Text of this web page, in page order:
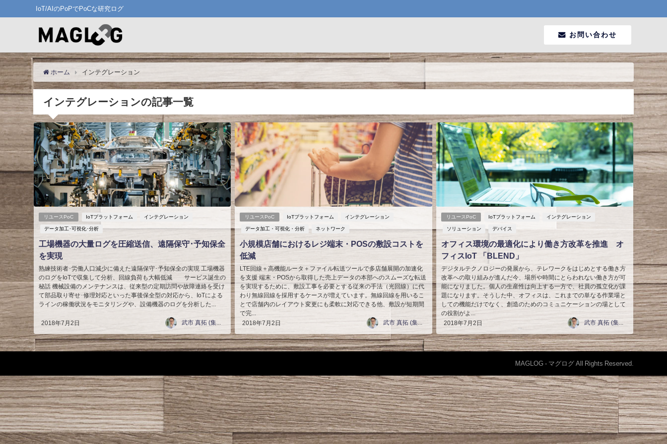
IoT/AIのPoPでPoCな研究ログ
お問い合わせ
ホーム インテグレーション
インテグレーションの記事一覧
リユースPoC IoTプラットフォーム インテグレーション
データ加工･可視化･分析
工場機器の大量ログを圧縮送信、遠隔保守･予知保全
を実現
熟練技術者･労働人口減少に備えた遠隔保守･予知保全の実現 工場機器
のログをIoTで収集して分析、回線負荷も大幅低減 サービス誕生の
秘話 機械設備のメンテナンスは、従来型の定期訪問や故障連絡を受け
て部品取り寄せ･修理対応といった事後保全型の対応から、IoTによる
ラインの稼働状況をモニタリングや、設備機器のログを分析した...
2018年7月2日
リユースPoC IoTプラットフォーム インテグレーション
データ加工・可視化・分析 ネットワーク
小規模店舗におけるレジ端末・POSの敷設コストを
低減
LTE回線＋高機能ルータ＋ファイル転送ツールで多店舗展開の加速化
を支援 端末・POSから取得した売上データの本部へのスムーズな転送
を実現するために、敷設工事を必要とする従来の手法（光回線）に代
わり無線回線を採用するケースが増えています。無線回線を用いるこ
とで店舗内のレイアウト変更にも柔軟に対応できる他、敷設が短期間
で完...
2018年7月2日
武市 真拓 (集合写真家)
リユースPoC IoTプラットフォーム インテグレーション
ソリューション デバイス
オフィス環境の最適化により働き方改革を推進 オ
フィスIoT 「BLEND」
デジタルテクノロジーの発展から、テレワークをはじめとする働き方
改革への取り組みが進んだ今、場所や時間にとらわれない働き方が可
能になりました。個人の生産性は向上する一方で、社員の孤立化が課
題になります。そうした中、オフィスは、これまでの単なる作業場と
しての機能だけでなく、創造のためのコミュニケーションの場として
の役割がよ...
2018年7月2日
武市 真拓 (集合写真家)
MAGLOG - マグログ All Rights Reserved.